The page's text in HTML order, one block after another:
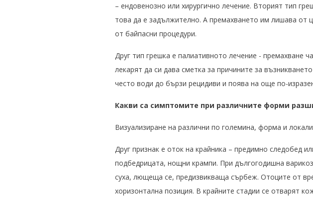
– ендовенозно или хирургично лечение. Вторият тип
това да е задължително. А премахването им лишава от
от байпасни процедури.
Друг тип грешка е палиативното лечение - премахване
лекарят да си дава сметка за причините за
често води до бързи рецидиви и поява на още по-
Какви са симптомите при различните форми
Визуализиране на различни по големина, форма и
Друг признак е оток на крайника – предимно следобед
подбедрицата, нощни крампи. При дългогодишна
суха, лющеща се, предизвикваща сърбеж. Отоците от
хоризонтална позиция. В крайните стадии се отварят